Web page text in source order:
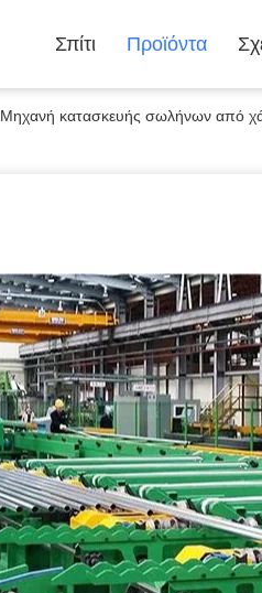
Σπίτι Προϊόντα
Μηχανή κατασκευής σωλήνων από